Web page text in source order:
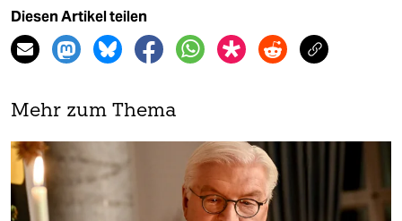
Diesen Artikel teilen
Mehr zum Thema